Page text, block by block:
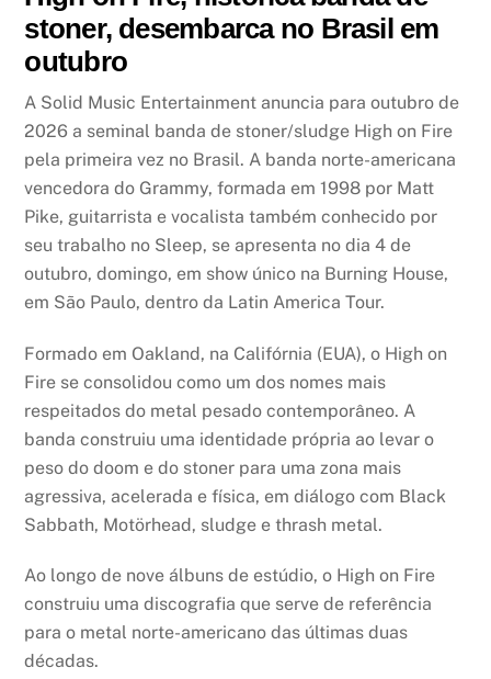
stoner, desembarca no Brasil em
outubro
A Solid Music Entertainment anuncia para outubro de
2026 a seminal banda de stoner/sludge High on Fire
pela primeira vez no Brasil. A banda norte-americana
vencedora do Grammy, formada em 1998 por Matt
Pike, guitarrista e vocalista também conhecido por
seu trabalho no Sleep, se apresenta no dia 4 de
outubro, domingo, em show único na Burning House,
em São Paulo, dentro da Latin America Tour.
Formado em Oakland, na Califórnia (EUA), o High on
Fire se consolidou como um dos nomes mais
respeitados do metal pesado contemporâneo. A
banda construiu uma identidade própria ao levar o
peso do doom e do stoner para uma zona mais
agressiva, acelerada e física, em diálogo com Black
Sabbath, Motörhead, sludge e thrash metal.
Ao longo de nove álbuns de estúdio, o High on Fire
construiu uma discografia que serve de referência
para o metal norte-americano das últimas duas
décadas.